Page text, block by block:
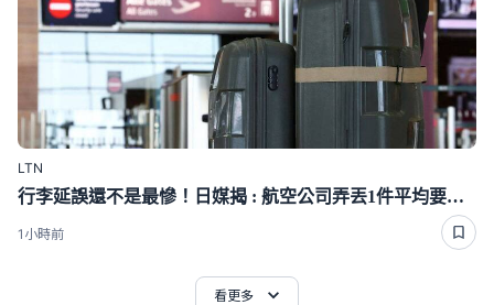
LTN
行李延誤還不是最慘！日媒揭 : 航空公司弄丟1件平均要賠「這麼多」
1小時前
看更多